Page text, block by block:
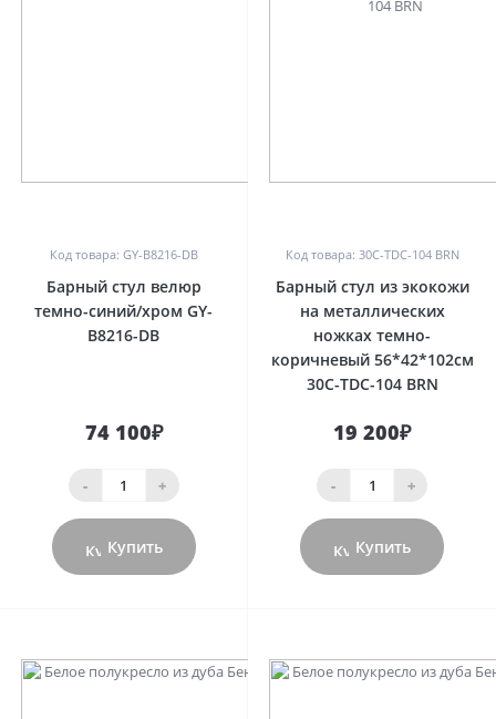
Код товара: GY-B8216-DB
Барный стул велюр
темно-синий/хром GY-
B8216-DB
74 100₽
- +
Купить
Код товара: 30C-TDC-104 BRN
Барный стул из экокожи
на металлических
ножках темно-
коричневый 56*42*102см
30C-TDC-104 BRN
19 200₽
- +
Купить